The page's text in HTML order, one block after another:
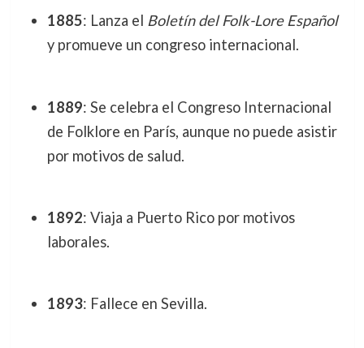
1885: Lanza el Boletín del Folk-Lore Español
y promueve un congreso internacional.
1889: Se celebra el Congreso Internacional
de Folklore en París, aunque no puede asistir
por motivos de salud.
1892: Viaja a Puerto Rico por motivos
laborales.
1893: Fallece en Sevilla.